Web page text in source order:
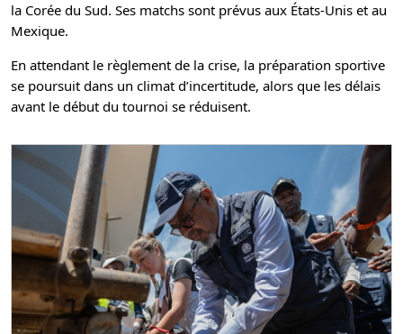
la Corée du Sud. Ses matchs sont prévus aux États-Unis et au
Mexique.
En attendant le règlement de la crise, la préparation sportive
se poursuit dans un climat d’incertitude, alors que les délais
avant le début du tournoi se réduisent.